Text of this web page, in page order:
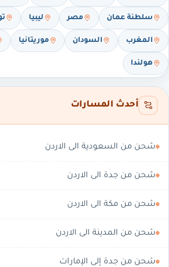
سلطنة عمان مصر ليبيا
المغرب السودان موريتانيا
هولندا
أحدث المسارات
شحن من السعودية الى الاردن
شحن من جدة الى الاردن
شحن من مكة الى الاردن
شحن من المدينة الى الاردن
شحن من جدة إلى الإمارات